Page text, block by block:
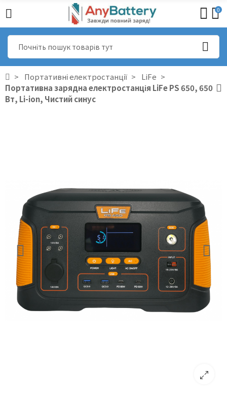
0
Портативні електростанції
LiFe
Портативна зарядна електростанція LiFe PS 650, 650
Вт, Li-ion, Чистий синус